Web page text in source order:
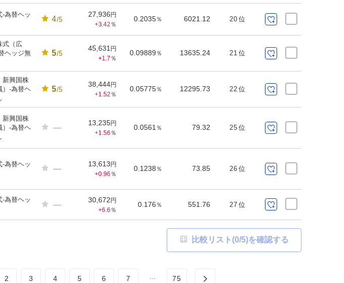
-為替ヘッ
4/5
27,936 円
+3.42 ％
0.2035％ 6021.12 20 位
式（広
ヘッジ無
5/5
45,631 円
+1.7 ％
0.09889 ％ 13635.24 21 位
新興国株
）-為替ヘ
5/5
38,444円
+1.52 ％
0.05775％ 12295.73 22 位
新興国株
）-為替ヘ
—
13,235円
+1.56 ％
0.0561 ％ 79.32 25 位
-為替ヘッ
—
13,613 円
+0.96 ％
0.1238 ％ 73.85 26 位
-為替ヘッ
—
30,672 円
+6.6 ％
0.176 ％ 551.76 27 位
比較リスト(0/5)を確認する
2 3 4 5 6 7 75